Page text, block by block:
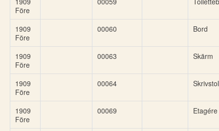
Före
1909
Före
00060 Bord
1909
Före
00063 Skärm
1909
Före
00064 Skrivstol
1909
Före
00069 Etagére